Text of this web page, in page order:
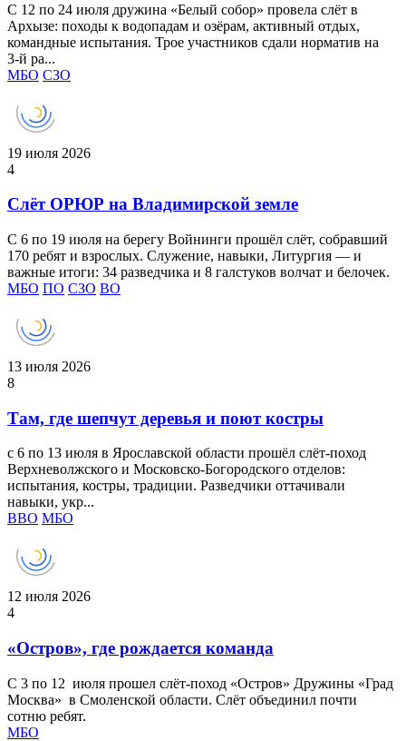
С 12 по 24 июля дружина «Белый собор» провела слёт в
Архызе: походы к водопадам и озёрам, активный отдых,
командные испытания. Трое участников сдали норматив на
3‑й ра...
МБО СЗО
19 июля 2026
4
Слёт ОРЮР на Владимирской земле
С 6 по 19 июля на берегу Войнинги прошёл слёт, собравший
170 ребят и взрослых. Служение, навыки, Литургия — и
важные итоги: 34 разведчика и 8 галстуков волчат и белочек.
МБО ПО СЗО ВО
13 июля 2026
8
Там, где шепчут деревья и поют костры
с 6 по 13 июля в Ярославской области прошёл слёт‑поход
Верхневолжского и Московско-Богородского отделов:
испытания, костры, традиции. Разведчики оттачивали
навыки, укр...
ВВО МБО
12 июля 2026
4
«Остров», где рождается команда
С 3 по 12 июля прошел слёт‑поход «Остров» Дружины «Град
Москва» в Смоленской области. Слёт объединил почти
сотню ребят.
МБО